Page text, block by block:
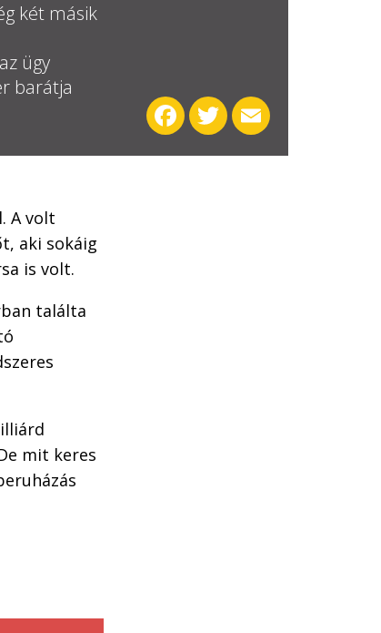
két másik
ügy
barátja
Facebook
TwitterEmail
A volt
aki sokáig
is volt.
találta
mit keres